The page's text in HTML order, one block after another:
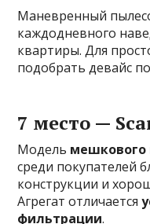
Маневренный
каждодневного
квартиры. Для
подобрать девайс
7 место —
Модель мешкового
среди покупателей
конструкции и
Агрегат отличается
фильтрации.